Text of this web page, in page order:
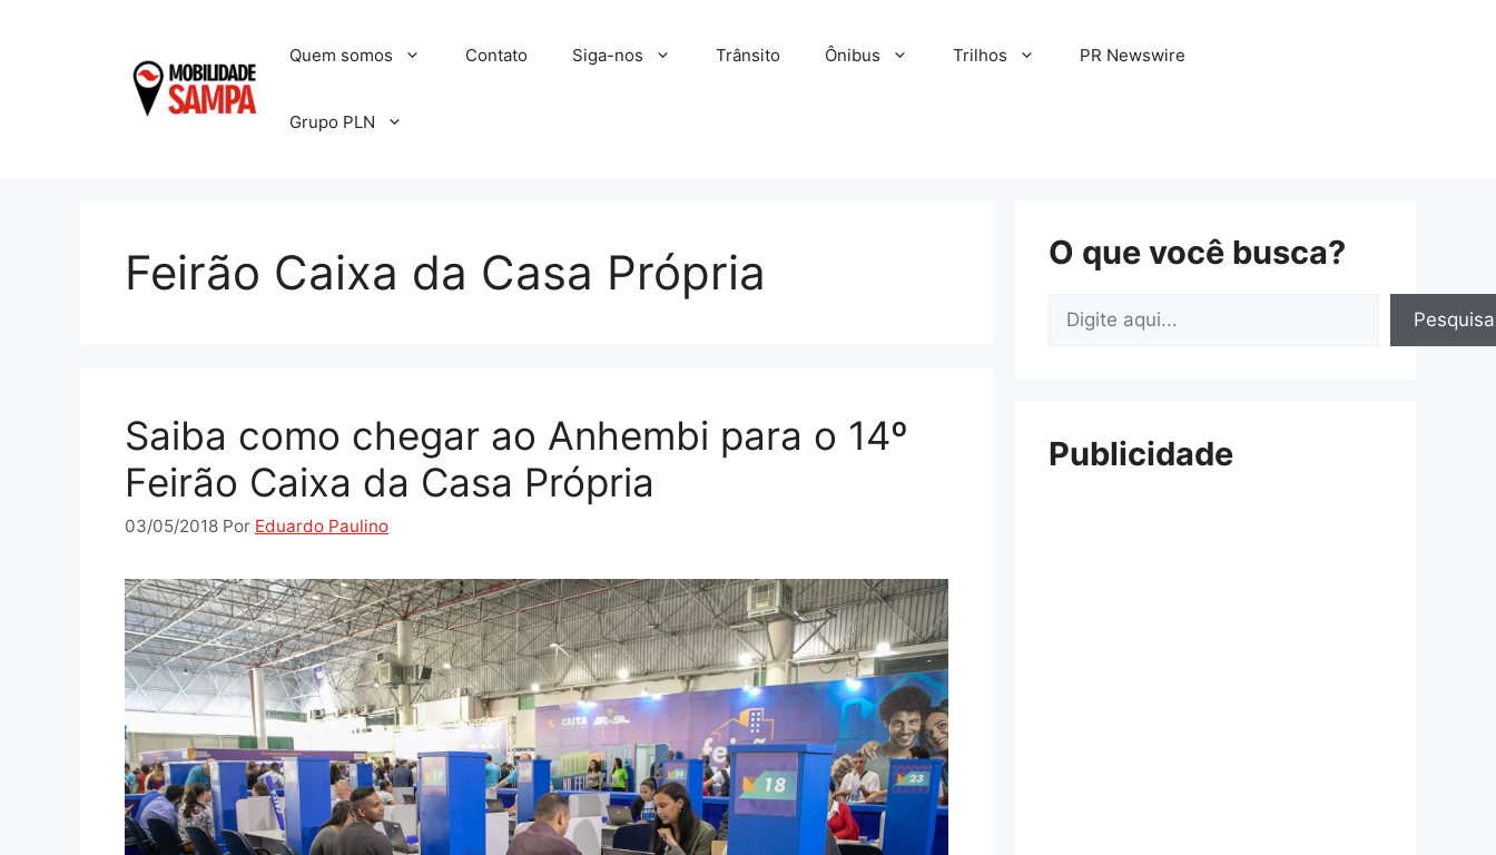
Quem somos Contato Siga-nos Trânsito Ônibus Trilhos PR Newswire
Grupo PLN
Feirão Caixa da Casa Própria
Saiba como chegar ao Anhembi para o 14º
Feirão Caixa da Casa Própria
03/05/2018 Por Eduardo Paulino
O que você busca?
Pesquisar
Publicidade